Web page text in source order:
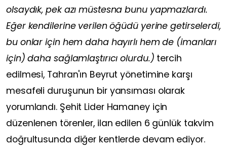
olsaydık, pek azı müstesna bunu yapmazlardı.
Eğer kendilerine verilen öğüdü yerine getirselerdi,
bu onlar için hem daha hayırlı hem de (imanları
için) daha sağlamlaştırıcı olurdu.) tercih
edilmesi, Tahran'ın Beyrut yönetimine karşı
mesafeli duruşunun bir yansıması olarak
yorumlandı. Şehit Lider Hamaney için
düzenlenen törenler, ilan edilen 6 günlük takvim
doğrultusunda diğer kentlerde devam ediyor.